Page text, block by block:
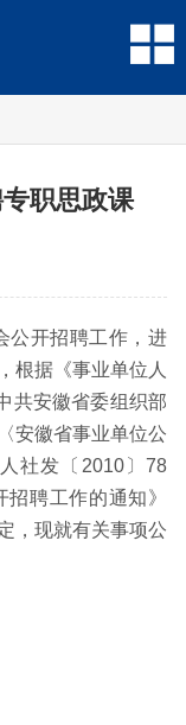
职思政课
公开招聘工作，进
根据《事业单位人
共安徽省委组织部
安徽省事业单位公
社发〔2010〕78
聘工作的通知》
，现就有关事项公